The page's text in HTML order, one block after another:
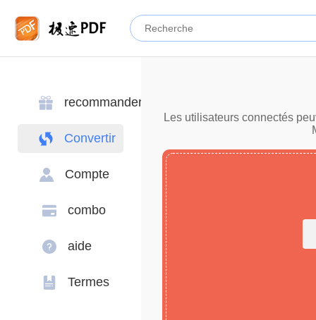
recommander
Convertir
Compte
combo
aide
Termes
Les utilisateurs connectés